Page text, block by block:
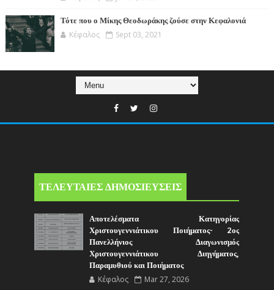
Τότε που ο Μίκης Θεοδωράκης ζούσε στην Κεφαλονιά
Κέφαλος Sept 03, 2021
ΤΕΛΕΥΤΑΙΕΣ ΔΗΜΟΣΙΕΥΣΕΙΣ
Αποτελέσματα Κατηγορίας
Χριστουγεννιάτικου Ποιήματος- 2ος
Πανελλήνιος Διαγωνισμός
Χριστουγεννιάτικου Διηγήματος,
Παραμυθιού και Ποιήματος
Κέφαλος Mar 27, 2026